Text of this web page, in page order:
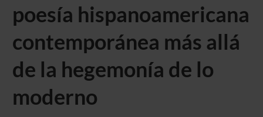
poesía hispanoamericana
contemporánea más allá
de la hegemonía de lo
moderno